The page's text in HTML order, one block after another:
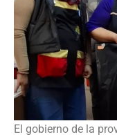
El gobierno de la